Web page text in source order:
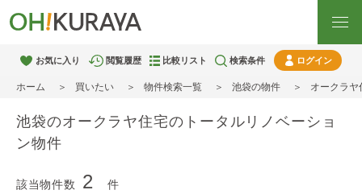
お気に入り 閲覧履歴 比較リスト 検索条件 ログイン
ホーム 買いたい 物件検索一覧 池袋の物件 オークラ
池袋のオークラヤ住宅のトータルリノベーショ
ン物件
該当物件数 2 件